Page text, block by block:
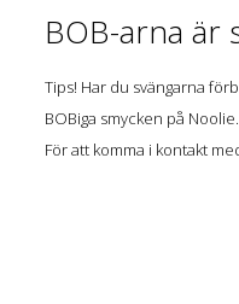
BOB-arna är
Tips! Har du svängarna
BOBiga smycken på
För att komma i kontakt